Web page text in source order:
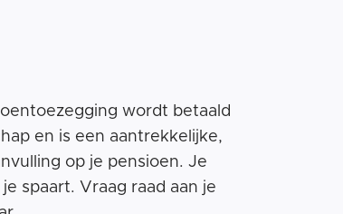
wordt betaald
en is een aantrekkelijke,
op je pensioen. Je
spaart. Vraag raad aan je